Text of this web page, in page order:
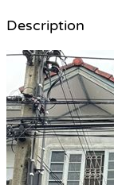
Description